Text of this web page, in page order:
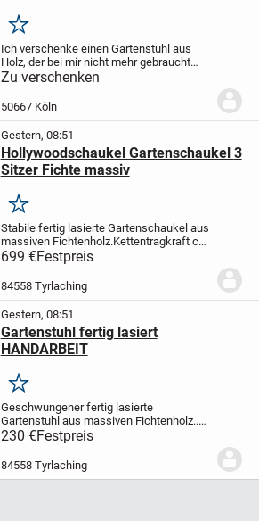
Merken
Ich verschenke einen Gartenstuhl aus
Holz, der bei mir nicht mehr gebraucht
wird. Er ist stabil und funktionstüchtig,
Gebrauchsspuren, wie es bei Holzmöbeln
im Außenbereich...
Zu verschenken
50667 Köln
Gestern, 08:51
Hollywoodschaukel Gartenschaukel 3
Sitzer Fichte massiv
Merken
Stabile fertig lasierte Gartenschaukel aus
massiven Fichtenholz.Kettentragkraft ca
300 kg ( pro Seite )
Gestellmaße: Länge ca 230 cm //
Breite ca 210 cm // Höhe ca 200...
699 €Festpreis
84558 Tyrlaching
Gestern, 08:51
Gartenstuhl fertig lasiert
HANDARBEIT
Merken
Geschwungener fertig lasierte
Gartenstuhl aus massiven Fichtenholz..
Länge ca 70 cmABHOLPREIS in 84558
TYRLACHING
230.- Euro !!!!!!!!!!!!!!!!!!!!!!!!...
230 €Festpreis
84558 Tyrlaching